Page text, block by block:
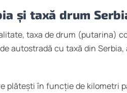
și taxă drum
taxa de drum (putarina)
autostradă cu taxă din
plătești în funcție de kilometri